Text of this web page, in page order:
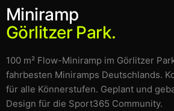
Miniramp
Görlitzer Park.
100 m² Flow-Miniramp im Görlitzer
fahrbesten Miniramps Deutschlands.
für alle Könnerstufen. Geplant und
Design für die Sport365 Community.